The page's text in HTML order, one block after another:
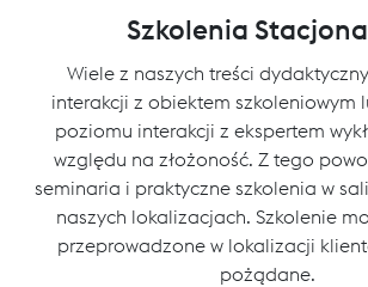
Szkolenia
Wiele z naszych treści
interakcji z obiektem szkoleniowym
poziomu interakcji z ekspertem
względu na złożoność. Z tego
seminaria i praktyczne szkolenia w
naszych lokalizacjach. Szkolenie
przeprowadzone w lokalizacji
pożądane.